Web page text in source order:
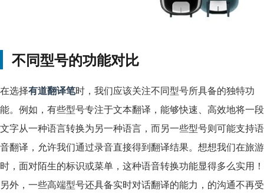
不同型号的功能对比
在选择有道翻译笔时，我们应该关注不同型号所具备的独特功
能。例如，有些型号专注于文本翻译，能够快速、高效地将一段
文字从一种语言转换为另一种语言，而另一些型号则可能支持语
音翻译，允许我们通过录音直接得到翻译结果。想想我们在旅游
时，面对陌生的标识或菜单，这种语音转换功能显得多么实用！
另外，一些高端型号还具备实时对话翻译的能力，的沟通不再受